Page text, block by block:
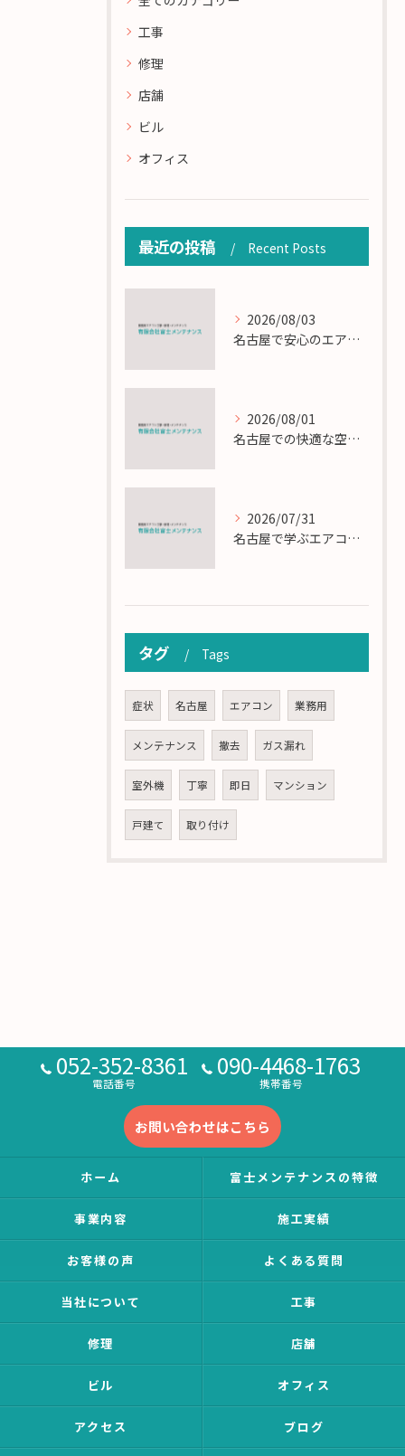
工事
修理
店舗
ビル
オフィス
最近の投稿 Recent Posts
2026/08/03
名古屋で安心のエアコン工事と定期メンテナンスの重要性
2026/08/01
名古屋での快適な空調を実現するエアコンサービスの技術
2026/07/31
名古屋で学ぶエアコン設置とメンテの匠の技
タグ Tags
症状 名古屋 エアコン 業務用
メンテナンス 撤去 ガス漏れ
室外機 丁寧 即日 マンション
戸建て 取り付け
052-352-8361
電話番号
090-4468-1763
携帯番号
お問い合わせはこちら
ホーム 富士メンテナンスの特徴
事業内容 施工実績
お客様の声 よくある質問
当社について 工事
修理 店舗
ビル オフィス
アクセス ブログ